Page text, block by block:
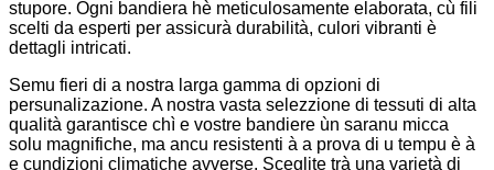
stupore. Ogni bandiera hè meticulosamente elaborata, cù fili
scelti da esperti per assicurà durabilità, culori vibranti è
dettagli intricati.
Semu fieri di a nostra larga gamma di opzioni di
persunalizazione. A nostra vasta selezzione di tessuti di alta
qualità garantisce chì e vostre bandiere ùn saranu micca
solu magnifiche, ma ancu resistenti à a prova di u tempu è à
e cundizioni climatiche avverse. Sceglite trà una varietà di